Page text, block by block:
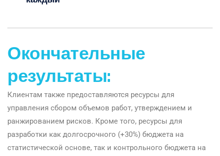
Окончательные
результаты:
Клиентам также предоставляются ресурсы для
управления сбором объемов работ, утверждением и
ранжированием рисков. Кроме того, ресурсы для
разработки как долгосрочного (+30%) бюджета на
статистической основе, так и контрольного бюджета на